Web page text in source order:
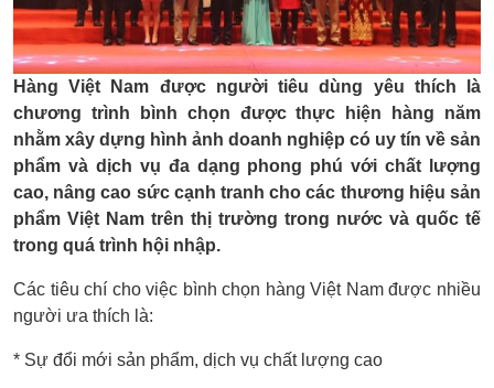
Hàng Việt Nam được người tiêu dùng yêu thích là
chương trình bình chọn được thực hiện hàng năm
nhằm xây dựng hình ảnh doanh nghiệp có uy tín về sản
phẩm và dịch vụ đa dạng phong phú với chất lượng
cao, nâng cao sức cạnh tranh cho các thương hiệu sản
phẩm Việt Nam trên thị trường trong nước và quốc tế
trong quá trình hội nhập.
Các tiêu chí cho việc bình chọn hàng Việt Nam được nhiều
người ưa thích là:
* Sự đổi mới sản phẩm, dịch vụ chất lượng cao